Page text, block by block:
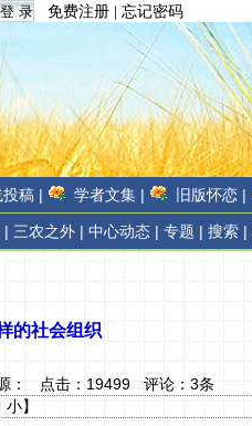
免费注册 忘记密码
稿 | 学者文集 | 旧版怀恋 |
| 三农之外 | 中心动态 | 专题 | 搜索 |
的社会组织
：点击：19499 评论：3条
小】